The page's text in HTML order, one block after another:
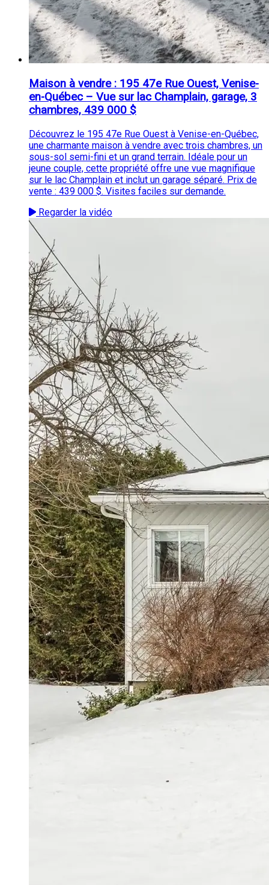
Maison à vendre : 195 47e Rue Ouest, Venise-
en-Québec – Vue sur lac Champlain, garage, 3
chambres, 439 000 $
Découvrez le 195 47e Rue Ouest à Venise-en-Québec,
une charmante maison à vendre avec trois chambres, un
sous-sol semi-fini et un grand terrain. Idéale pour un
jeune couple, cette propriété offre une vue magnifique
sur le lac Champlain et inclut un garage séparé. Prix de
vente : 439 000 $. Visites faciles sur demande.
Regarder la vidéo